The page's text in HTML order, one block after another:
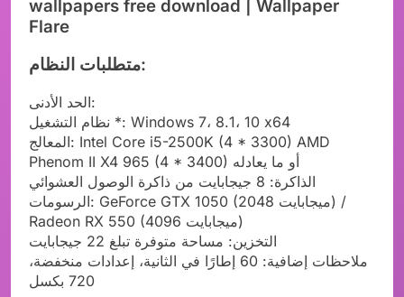
متطلبات النظام:
الحد الأدنى:
نظام التشغيل *: Windows 7، 8.1، 10 x64
المعالج: Intel Core i5-2500K (4 * 3300) AMD
Phenom II X4 965 (4 * 3400) أو ما يعادله
الذاكرة: 8 جيجابايت من ذاكرة الوصول العشوائي
الرسومات: GeForce GTX 1050 (2048 ميجابايت) /
Radeon RX 550 (4096 ميجابايت)
التخزين: مساحة متوفرة تبلغ 22 جيجابايت
ملاحظات إضافية: 60 إطارًا في الثانية، إعدادات منخفضة،
720 بكسل